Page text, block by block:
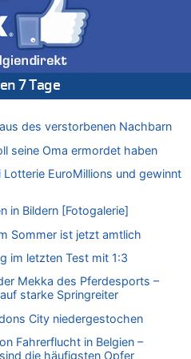
in Marcinelle – Meloni:
Geste“
Scholzen zu
Frage: Wer steckt hinter den
es Russland?
zu
starke Springreiter
zu
Mekka des Pferdesports –
starke Springreiter
zu
Wer steckt hinter den
es Russland?
S. zu
Wer steckt hinter den
S. zu
7 Tage
des verstorbenen Nachbarn
seine Oma ermordet haben
EuroMillions und gewinnt
in Bildern [Fotogalerie]
Sommer ist jetzt amtlich
im letzten Test mit 1:3
Mekka des Pferdesports –
starke Springreiter
City niedergestochen
Fahrerflucht in Belgien –
die häufigsten Opfer